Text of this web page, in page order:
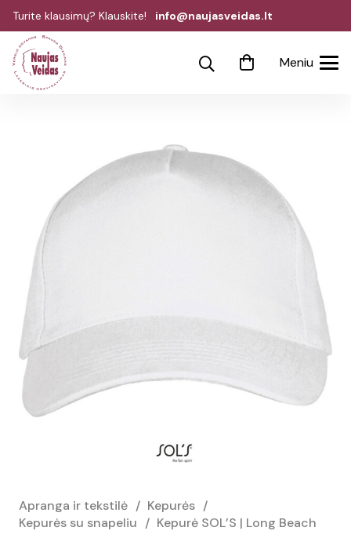
Turite klausimų? Klauskite! info@naujasveidas.lt
Meniu
Apranga ir tekstilė / Kepurės /
Kepurės su snapeliu / Kepurė SOL’S | Long Beach